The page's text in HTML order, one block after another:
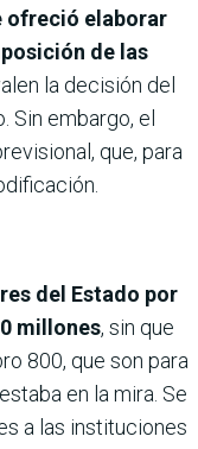
ofreció elaborar
de las
la decisión del
embargo, el
que, para
del Estado por
millones, sin que
800, que son para
en la mira. Se
a las instituciones